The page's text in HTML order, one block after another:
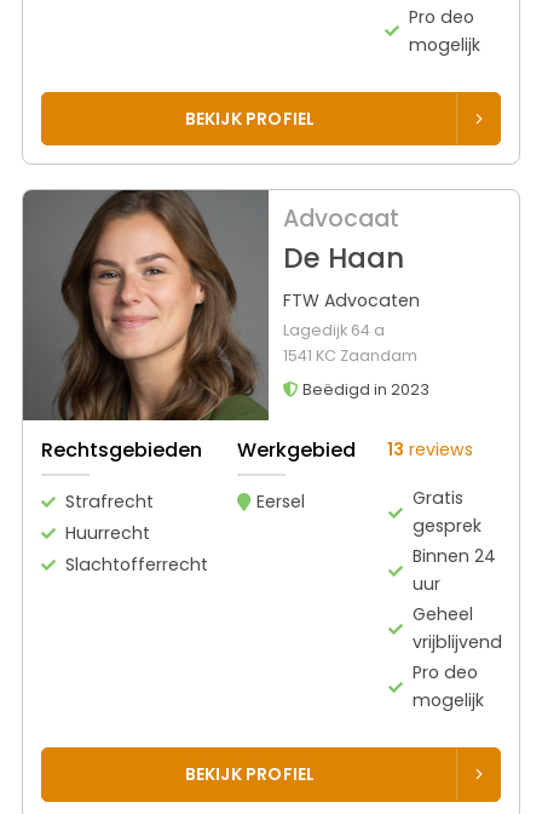
Pro deo
mogelijk
BEKIJK PROFIEL
Advocaat
De Haan
FTW Advocaten
Lagedijk 64 a
1541 KC Zaandam
Beëdigd in 2023
Rechtsgebieden
Strafrecht
Huurrecht
Slachtofferrecht
Werkgebied
Eersel
13 reviews
Gratis
gesprek
Binnen 24
uur
Geheel
vrijblijvend
Pro deo
mogelijk
BEKIJK PROFIEL